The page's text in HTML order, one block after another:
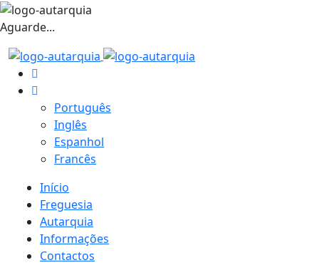
Aguarde...
Português
Inglês
Espanhol
Francês
Início
Freguesia
Autarquia
Informações
Contactos